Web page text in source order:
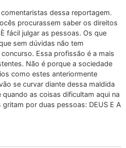
dessa reportagem.
procurassem saber os direitos
fácil julgar as pessoas. Os que
sem dúvidas não tem
Essa profissão é a mais
Não é porque a sociedade
como estes anteriormente
se curvar diante dessa maldida
as coisas dificultam aqui na
por duas pessoas: DEUS E A